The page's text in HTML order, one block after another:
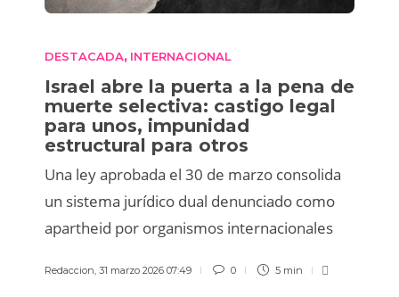
DESTACADA, INTERNACIONAL
Israel abre la puerta a la pena de
muerte selectiva: castigo legal
para unos, impunidad
estructural para otros
Una ley aprobada el 30 de marzo consolida
un sistema jurídico dual denunciado como
apartheid por organismos internacionales
Redaccion, 31 marzo 2026 07:49 0 5 min